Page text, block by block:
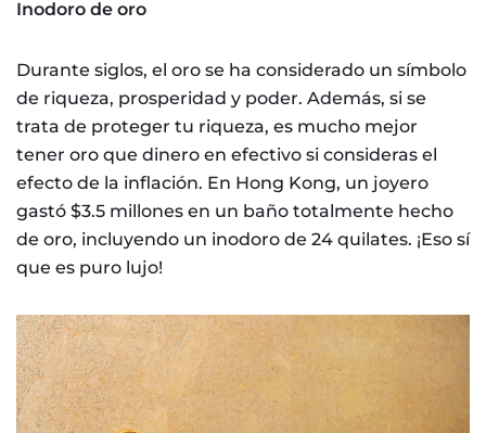
Inodoro de oro
Durante siglos, el oro se ha considerado un símbolo
de riqueza, prosperidad y poder. Además, si se
trata de proteger tu riqueza, es mucho mejor
tener oro que dinero en efectivo si consideras el
efecto de la inflación. En Hong Kong, un joyero
gastó $3.5 millones en un baño totalmente hecho
de oro, incluyendo un inodoro de 24 quilates. ¡Eso sí
que es puro lujo!